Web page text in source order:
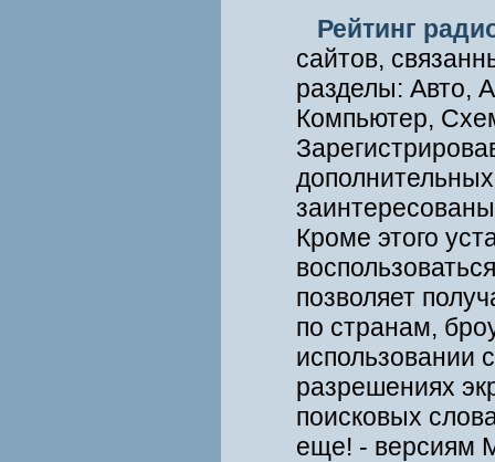
Рейтинг
сайтов,
разделы: Авто,
Компьютер,
Кроме этого
позволяет
по странам,
использовании
разрешениях
поисковых
еще! - версиям